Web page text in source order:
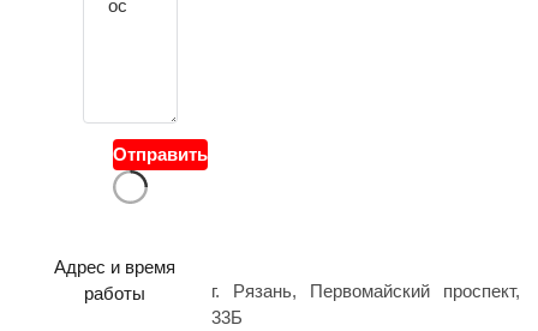
Отправить
Адрес и время
работы
г. Рязань, Первомайский проспект,
33Б